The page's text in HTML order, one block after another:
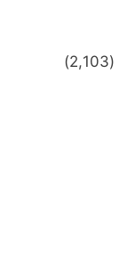
(2,103)